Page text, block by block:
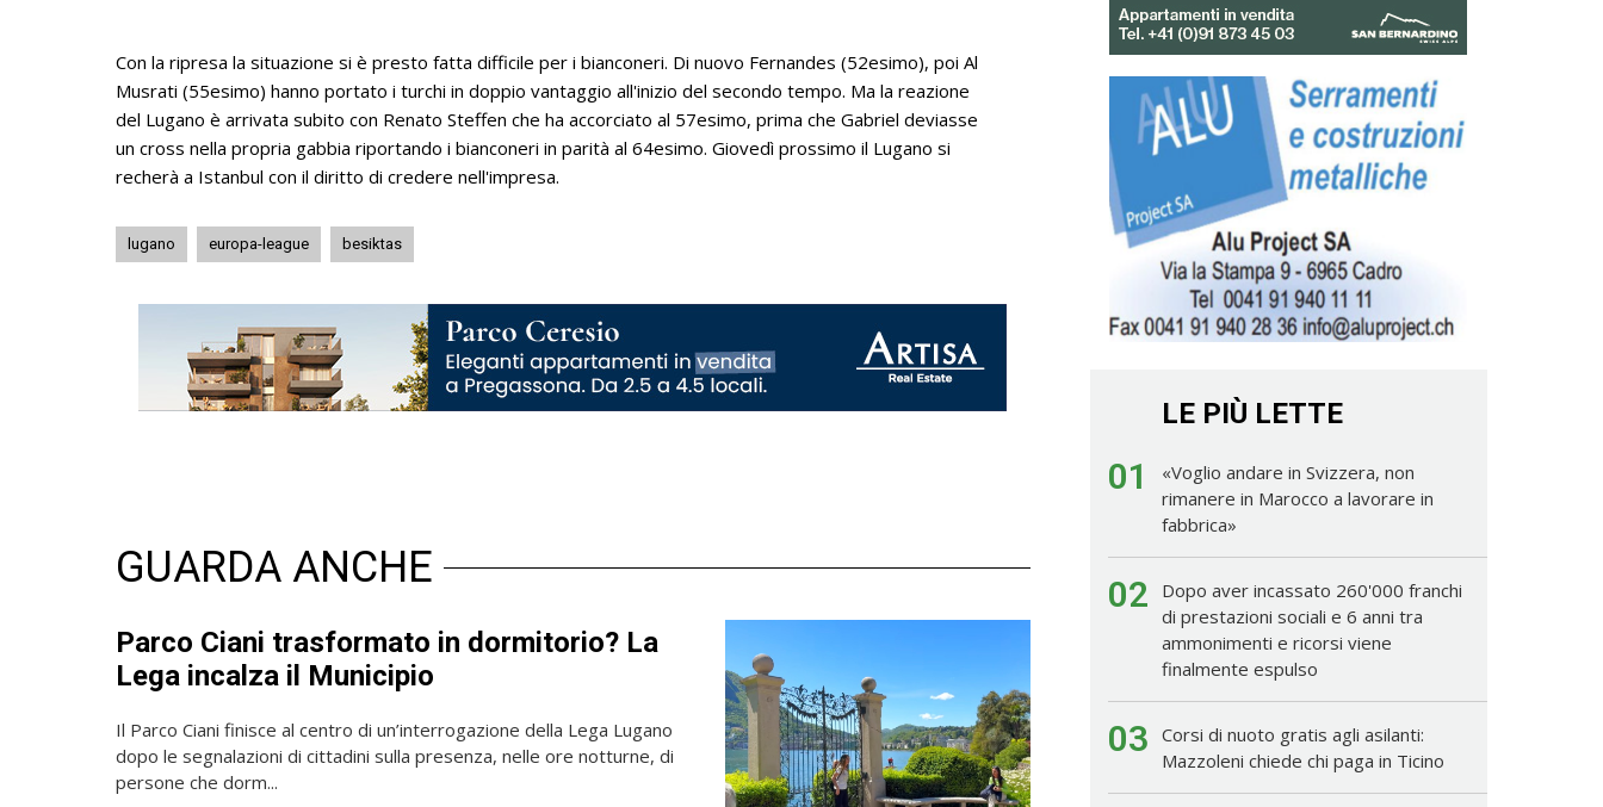
Con la ripresa la situazione si è presto fatta difficile per i bianconeri. Di nuovo Fernandes (52esimo), poi Al
Musrati (55esimo) hanno portato i turchi in doppio vantaggio all'inizio del secondo tempo. Ma la reazione
del Lugano è arrivata subito con Renato Steffen che ha accorciato al 57esimo, prima che Gabriel deviasse
un cross nella propria gabbia riportando i bianconeri in parità al 64esimo. Giovedì prossimo il Lugano si
recherà a Istanbul con il diritto di credere nell'impresa.
lugano europa-league besiktas
GUARDA ANCHE
Parco Ciani trasformato in dormitorio? La
Lega incalza il Municipio
Il Parco Ciani finisce al centro di un’interrogazione della Lega Lugano
dopo le segnalazioni di cittadini sulla presenza, nelle ore notturne, di
persone che dorm...
LE PIÙ LETTE
01
«Voglio andare in Svizzera, non
rimanere in Marocco a lavorare in
fabbrica»
02
Dopo aver incassato 260'000 franchi
di prestazioni sociali e 6 anni tra
ammonimenti e ricorsi viene
finalmente espulso
03 Corsi di nuoto gratis agli asilanti:
Mazzoleni chiede chi paga in Ticino